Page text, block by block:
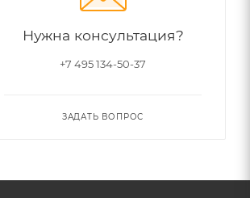
Нужна консультация?
+7 495 134-50-37
ЗАДАТЬ ВОПРОС